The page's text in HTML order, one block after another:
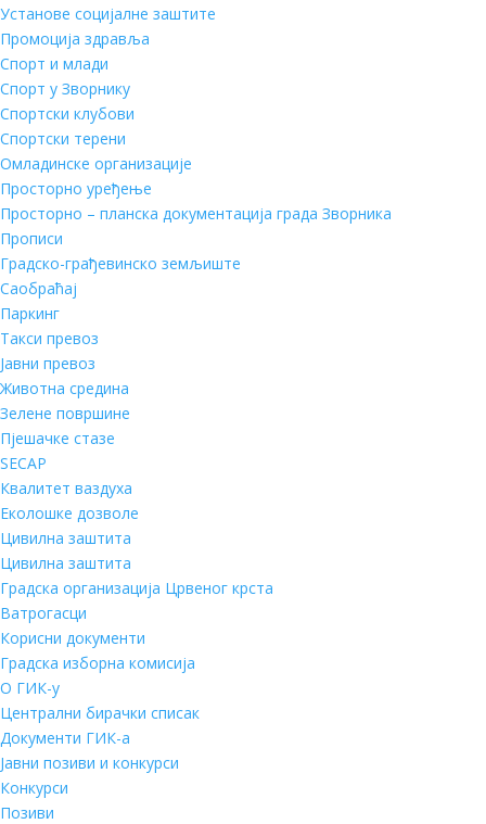
Установе социјалне заштите
Промоција здравља
Спорт и млади
Спорт у Зворнику
Спортски клубови
Спортски терени
Омладинске организације
Просторно уређење
Просторно – планска документација града Зворника
Прописи
Градско-грађевинско земљиште
Саобраћај
Паркинг
Такси превоз
Јавни превоз
Животна средина
Зелене површине
Пјешачке стазе
SECAP
Квалитет ваздуха
Еколошке дозволе
Цивилна заштита
Цивилна заштита
Градска организација Црвеног крста
Ватрогасци
Корисни документи
Градска изборна комисија
О ГИК-у
Централни бирачки списак
Документи ГИК-а
Јавни позиви и конкурси
Конкурси
Позиви